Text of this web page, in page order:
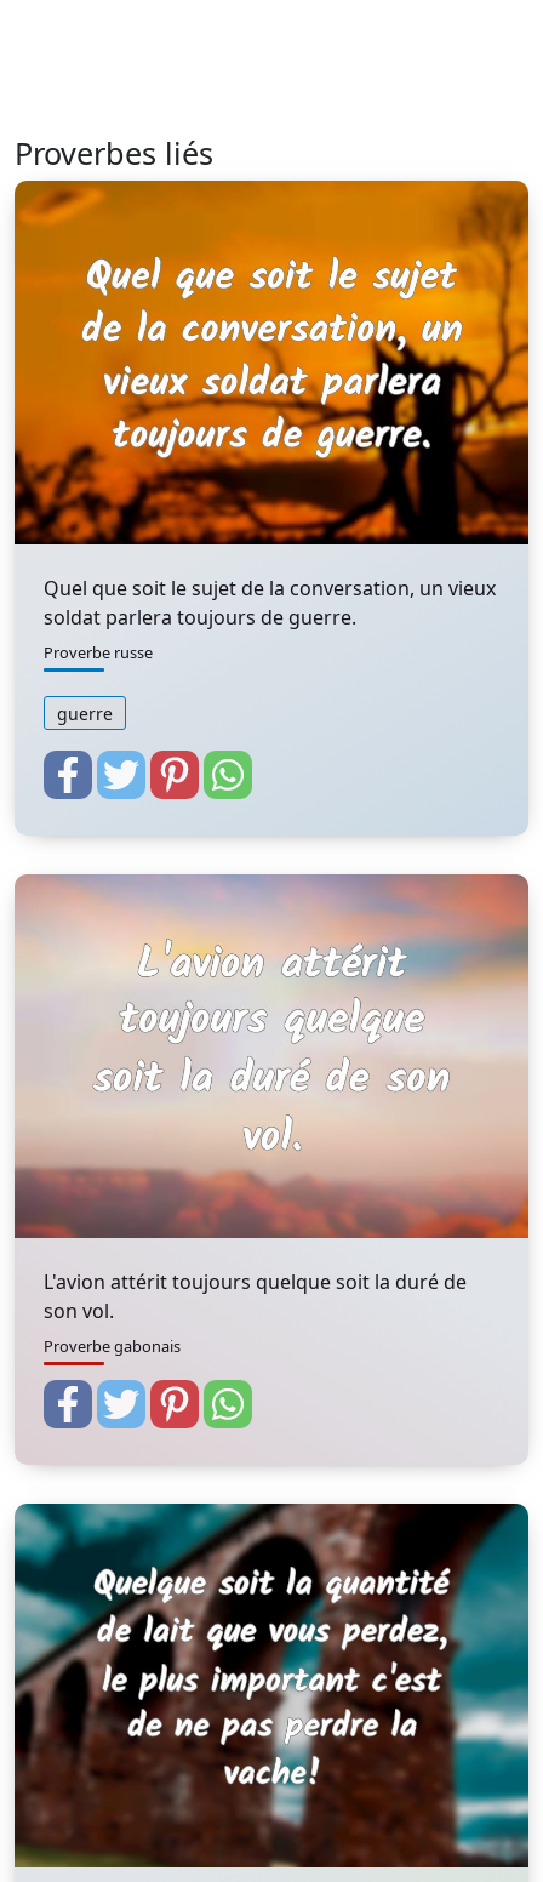
Proverbes liés
Quel que soit le sujet de la conversation, un vieux
soldat parlera toujours de guerre.
Proverbe russe
guerre
L'avion attérit toujours quelque soit la duré de
son vol.
Proverbe gabonais